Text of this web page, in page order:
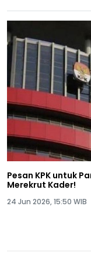
Pesan KPK untuk
Merekrut Kader!
24 Jun 2026, 15:50 WIB